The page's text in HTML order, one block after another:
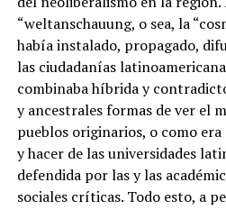
“weltanschauung, o sea, la
había instalado, propagado,
las ciudadanías
combinaba híbrida y
y ancestrales formas de ver el
pueblos originarios, o como era
y hacer de las universidades
defendida por las y las
sociales críticas. Todo esto, a